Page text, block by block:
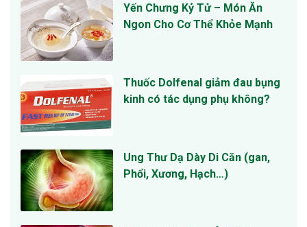
Yến Chưng Kỷ Tử – Món Ăn
Ngon Cho Cơ Thể Khỏe Mạnh
Thuốc Dolfenal giảm đau bụng
kinh có tác dụng phụ không?
Ung Thư Dạ Dày Di Căn (gan,
Phổi, Xương, Hạch…)